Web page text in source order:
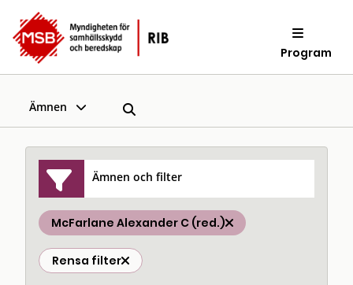
Program
Ämnen
Ämnen och filter
McFarlane Alexander C (red.)
Rensa filter